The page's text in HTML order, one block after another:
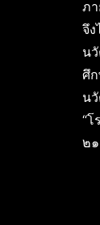
ภ
จึ
น
ศึ
น
“
๒